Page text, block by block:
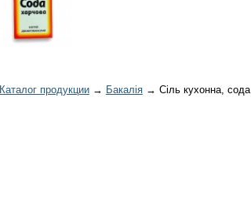
Каталог продукции→ Бакалія→ Сіль кухонна, сода